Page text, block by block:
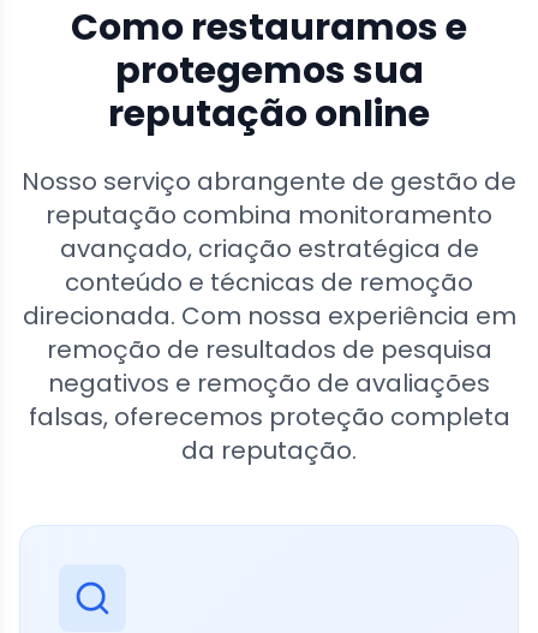
Como restauramos e
protegemos sua
reputação online
Nosso serviço abrangente de gestão de
reputação combina monitoramento
avançado, criação estratégica de
conteúdo e técnicas de remoção
direcionada. Com nossa experiência em
remoção de resultados de pesquisa
negativos e remoção de avaliações
falsas, oferecemos proteção completa
da reputação.